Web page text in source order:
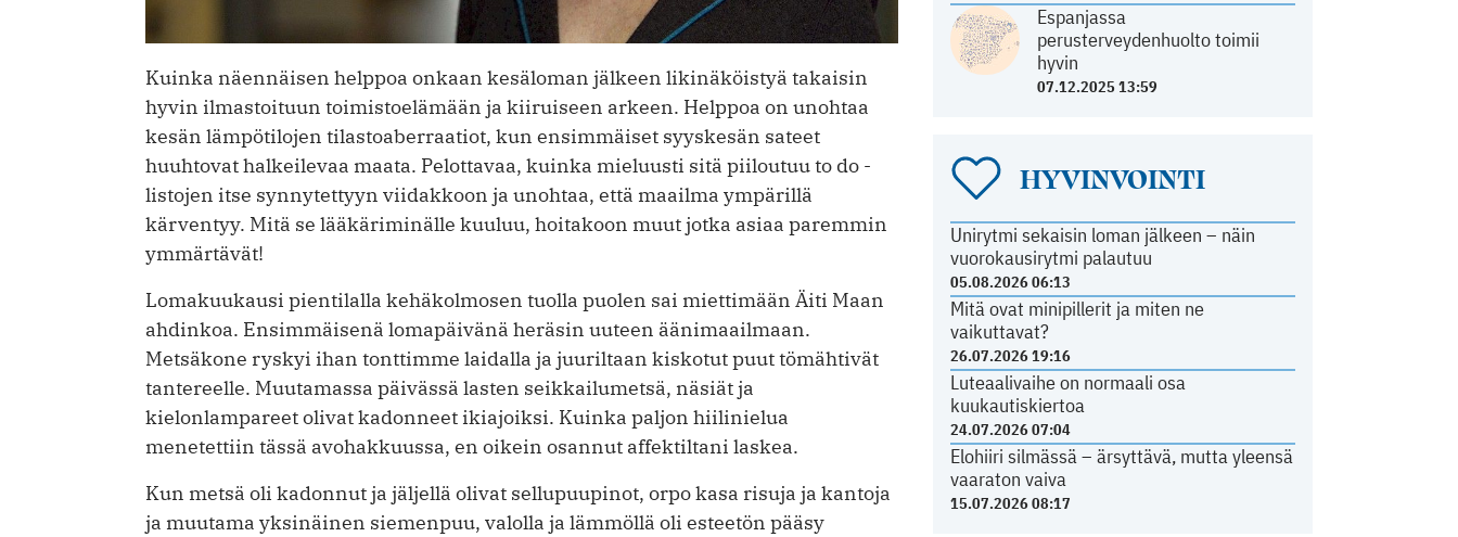
Espanjassa
perusterveydenhuolto toimii
hyvin
07.12.2025 13:59
HYVINVOINTI
Unirytmi sekaisin loman jälkeen – näin
vuorokausirytmi palautuu
05.08.2026 06:13
Mitä ovat minipillerit ja miten ne
vaikuttavat?
26.07.2026 19:16
Luteaalivaihe on normaali osa
kuukautiskiertoa
24.07.2026 07:04
Elohiiri silmässä – ärsyttävä, mutta yleensä
vaaraton vaiva
15.07.2026 08:17
Kuinka näennäisen helppoa onkaan kesäloman jälkeen likinäköistyä takaisin
hyvin ilmastoituun toimistoelämään ja kiiruiseen arkeen. Helppoa on unohtaa
kesän lämpötilojen tilastoaberraatiot, kun ensimmäiset syyskesän sateet
huuhtovat halkeilevaa maata. Pelottavaa, kuinka mieluusti sitä piiloutuu to do -
listojen itse synnytettyyn viidakkoon ja unohtaa, että maailma ympärillä
kärventyy. Mitä se lääkäriminälle kuuluu, hoitakoon muut jotka asiaa paremmin
ymmärtävät!
Lomakuukausi pientilalla kehäkolmosen tuolla puolen sai miettimään Äiti Maan
ahdinkoa. Ensimmäisenä lomapäivänä heräsin uuteen äänimaailmaan.
Metsäkone ryskyi ihan tonttimme laidalla ja juuriltaan kiskotut puut tömähtivät
tantereelle. Muutamassa päivässä lasten seikkailumetsä, näsiät ja
kielonlampareet olivat kadonneet ikiajoiksi. Kuinka paljon hiilinielua
menetettiin tässä avohakkuussa, en oikein osannut affektiltani laskea.
Kun metsä oli kadonnut ja jäljellä olivat sellupuupinot, orpo kasa risuja ja kantoja
ja muutama yksinäinen siemenpuu, valolla ja lämmöllä oli esteetön pääsy